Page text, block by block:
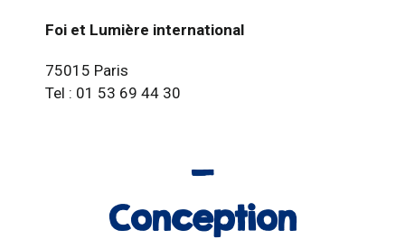
Foi et Lumière international
75015 Paris
Tel : 01 53 69 44 30
Conception